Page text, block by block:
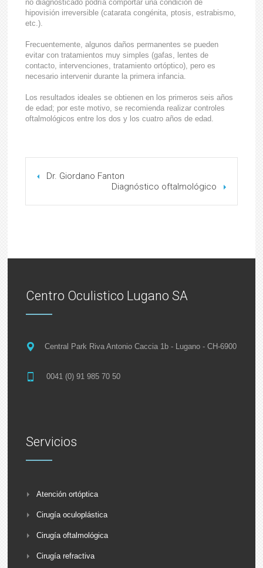
no diagnosticado podría comportar una condición de
hipovisión irreversible (catarata congénita, ptosis, estrabismo,
etc.).
Frecuentemente, algunos daños permanentes se pueden
evitar con tratamientos muy simples (gafas, lentes de
contacto, intervenciones, tratamiento ortóptico), pero es
necesario intervenir durante la primera infancia.
Los resultados ideales se obtienen en los primeros seis años
de edad; por este motivo, se recomienda realizar controles
oftalmológicos entre los dos y los cuatro años de edad.
Dr. Giordano Fanton
Diagnóstico oftalmológico
Centro Oculistico Lugano SA
Central Park Riva Antonio Caccia 1b - Lugano - CH-6900
0041 (0) 91 985 70 50
Servicios
Atención ortóptica
Cirugía oculoplástica
Cirugía oftalmológica
Cirugía refractiva